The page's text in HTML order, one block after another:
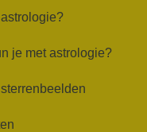
je met astrologie?